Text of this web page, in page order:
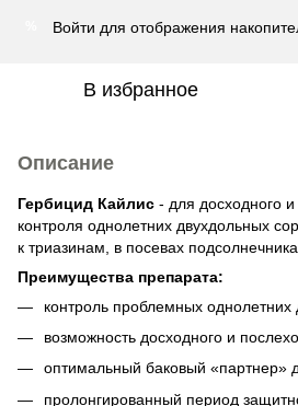
Войти для отображения
В избранное
Описание
Гербицид Кайлис - для досходного
контроля однолетних двухдольных
к триазинам, в посевах подсолнечника.
Преимущества препарата:
контроль проблемных однолетних
возможность досходного и
оптимальный баковый «партнер»
пролонгированный период